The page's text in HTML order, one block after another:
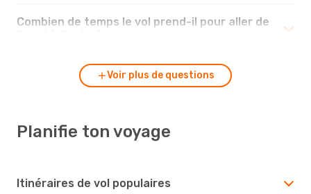
Combien de temps le vol prend-il pour aller de
Voir plus de questions
Planifie ton voyage
Itinéraires de vol populaires